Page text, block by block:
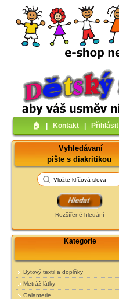
🏠︎ Kontakt Přihlásit
Vyhledávaní
pište s diakritikou
Rozšířené hledání
Kategorie
Bytový textil a doplňky
Metráž látky
Galanterie